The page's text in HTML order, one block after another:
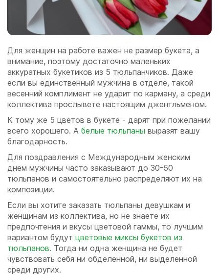
Для женщин на работе важен не размер букета, а
внимание, поэтому достаточно маленьких
аккуратных букетиков из 5 тюльпанчиков. Даже
если вы единственный мужчина в отделе, такой
весенний комплимент не ударит по карману, а среди
коллектива прослывете настоящим джентльменом.
К тому же 5 цветов в букете - дарят при пожелании
всего хорошего. А белые тюльпаны выразят вашу
благодарность.
Для поздравления с Международным женским
днем мужчины часто заказывают до 30-50
тюльпанов и самостоятельно распределяют их на
композиции.
Если вы хотите заказать тюльпаны девушкам и
женщинам из коллектива, но не знаете их
предпочтения и вкусы цветовой гаммы, то лучшим
вариантом будут цветовые миксы букетов из
тюльпанов. Тогда ни одна женщина не будет
чувствовать себя ни обделенной, ни выделенной
среди других.